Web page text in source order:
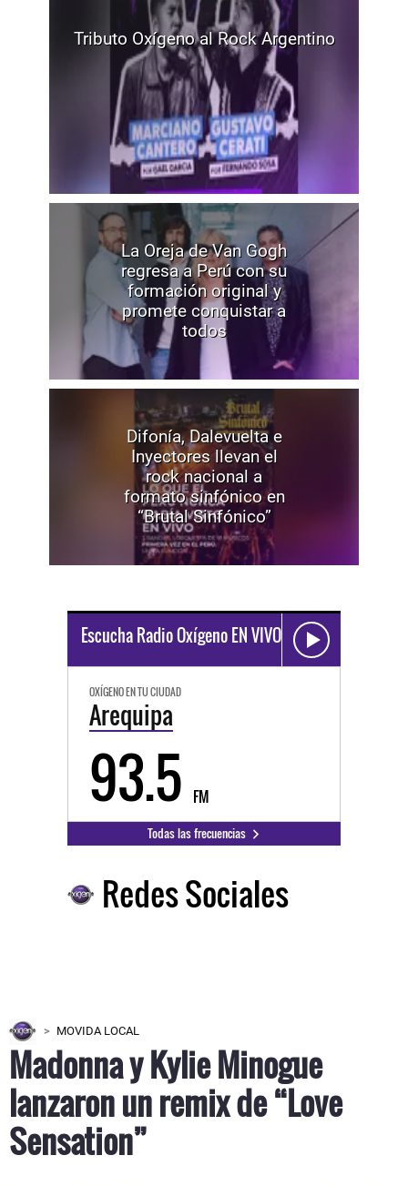
Tributo Oxígeno al Rock Argentino
La Oreja de Van Gogh
regresa a Perú con su
formación original y
promete conquistar a
todos
Difonía, Dalevuelta e
Inyectores llevan el
rock nacional a
formato sinfónico en
“Brutal Sinfónico”
Escucha Radio Oxígeno EN VIVO
OXÍGENO EN TU CIUDAD
Arequipa
93.5 FM
Todas las frecuencias
Redes Sociales
MOVIDA LOCAL
Madonna y Kylie Minogue
lanzaron un remix de “Love
Sensation”